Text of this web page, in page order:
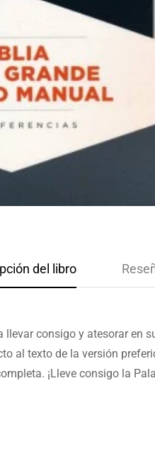
del libro
consigo y atesorar
al texto de la versión
¡Lleve consigo la